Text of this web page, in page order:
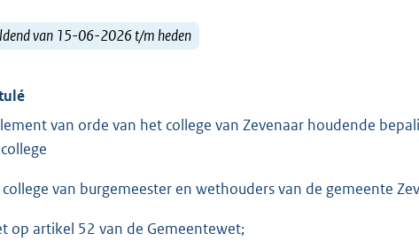
van 15-06-2026 t/m heden
van orde van het college van Zevenaar houdende
van burgemeester en wethouders van de gemeente
op artikel 52 van de Gemeentewet;